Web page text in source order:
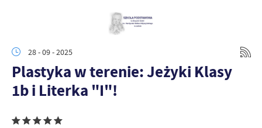
28 - 09 - 2025
Plastyka w terenie: Jeżyki Klasy
1b i Literka "I"!